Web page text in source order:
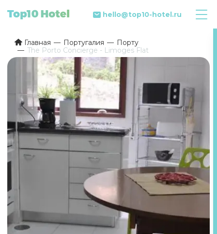
hello@top10-hotel.ru
Главная Португалия
Порту
The Porto Concierge - Limoges Flat